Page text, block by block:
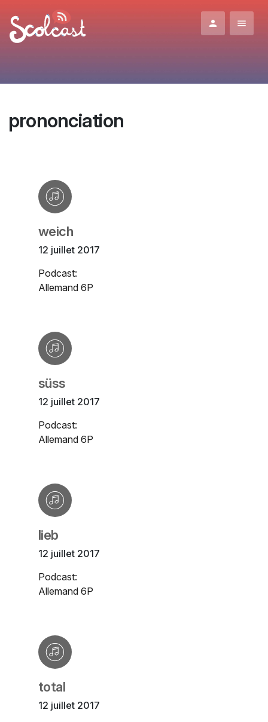
prononciation
weich
12 juillet 2017
Podcast:
Allemand 6P
süss
12 juillet 2017
Podcast:
Allemand 6P
lieb
12 juillet 2017
Podcast:
Allemand 6P
total
12 juillet 2017